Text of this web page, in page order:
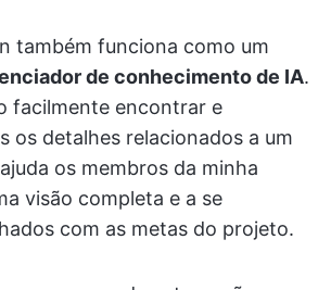
também funciona como um
de conhecimento de IA.
facilmente encontrar e
os detalhes relacionados a um
os membros da minha
visão completa e a se
com as metas do projeto.